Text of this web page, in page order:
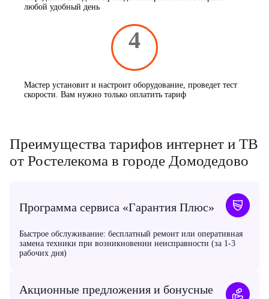
любой удобный день
4
Мастер установит и настроит оборудование, проведет тест
скорости. Вам нужно только оплатить тариф
Преимущества тарифов интернет и ТВ
от Ростелекома в городе Домодедово
Акционные предложения и бонусные
Программа сервиса «Гарантия Плюс»
Быстрое обслуживание: бесплатный ремонт или оперативная
замена техники при возникновении неисправности (за 1-3
рабочих дня)